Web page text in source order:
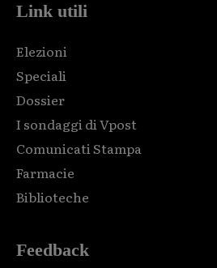
Link utili
Elezioni
Speciali
Dossier
I sondaggi di Vpost
Comunicati Stampa
Farmacie
Biblioteche
Feedback